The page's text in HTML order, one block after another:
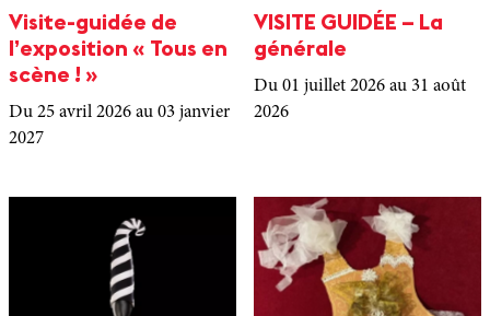
Visite-guidée de
l’exposition « Tous en
scène ! »
Du 25 avril 2026 au 03 janvier
2027
VISITE GUIDÉE – La
générale
Du 01 juillet 2026 au 31 août
2026